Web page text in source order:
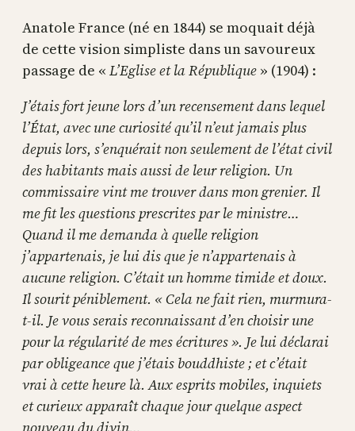
Anatole France (né en 1844) se moquait déjà
de cette vision simpliste dans un savoureux
passage de « L’Eglise et la République » (1904) :
J’étais fort jeune lors d’un recensement dans lequel
l’État, avec une curiosité qu’il n’eut jamais plus
depuis lors, s’enquérait non seulement de l’état civil
des habitants mais aussi de leur religion. Un
commissaire vint me trouver dans mon grenier. Il
me fit les questions prescrites par le ministre…
Quand il me demanda à quelle religion
j’appartenais, je lui dis que je n’appartenais à
aucune religion. C’était un homme timide et doux.
Il sourit péniblement. « Cela ne fait rien, murmura-
t-il. Je vous serais reconnaissant d’en choisir une
pour la régularité de mes écritures ». Je lui déclarai
par obligeance que j’étais bouddhiste ; et c’était
vrai à cette heure là. Aux esprits mobiles, inquiets
et curieux apparaît chaque jour quelque aspect